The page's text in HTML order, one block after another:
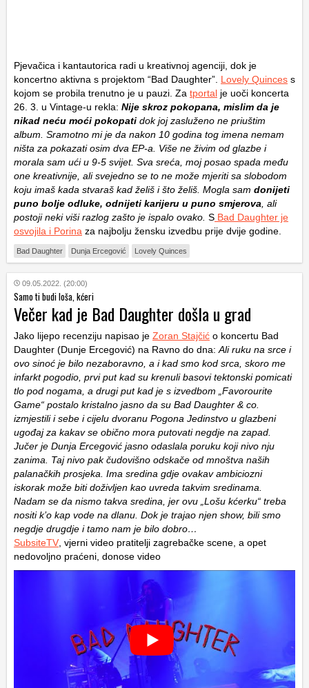
Pjevačica i kantautorica radi u kreativnoj agenciji, dok je
koncertno aktivna s projektom “Bad Daughter”. Lovely Quinces s
kojom se probila trenutno je u pauzi. Za tportal je uoči koncerta
26. 3. u Vintage-u rekla: Nije skroz pokopana, mislim da je
nikad neću moći pokopati dok joj zasluženo ne priuštim
album. Sramotno mi je da nakon 10 godina tog imena nemam
ništa za pokazati osim dva EP-a. Više ne živim od glazbe i
morala sam ući u 9-5 svijet. Sva sreća, moj posao spada među
one kreativnije, ali svejedno se to ne može mjeriti sa slobodom
koju imaš kada stvaraš kad želiš i što želiš. Mogla sam donijeti
puno bolje odluke, odnijeti karijeru u puno smjerova , ali
postoji neki viši razlog zašto je ispalo ovako. S Bad Daughter je
osvojila i Porina za najbolju žensku izvedbu prije dvije godine.
Bad Daughter Dunja Ercegović Lovely Quinces
09.05.2022. (20:00)
Samo ti budi loša, kćeri
Večer kad je Bad Daughter došla u grad
Jako lijepo recenziju napisao je Zoran Stajčić o koncertu Bad
Daughter (Dunje Ercegović) na Ravno do dna: Ali ruku na srce i
ovo sinoć je bilo nezaboravno, a i kad smo kod srca, skoro me
infarkt pogodio, prvi put kad su krenuli basovi tektonski pomicati
tlo pod nogama, a drugi put kad je s izvedbom „Favorourite
Game“ postalo kristalno jasno da su Bad Daughter & co.
izmjestili i sebe i cijelu dvoranu Pogona Jedinstvo u glazbeni
ugođaj za kakav se obično mora putovati negdje na zapad.
Jučer je Dunja Ercegović jasno odaslala poruku koji nivo nju
zanima. Taj nivo pak čudovišno odskače od mnoštva naših
palanačkih prosjeka. Ima sredina gdje ovakav ambiciozni
iskorak može biti doživljen kao uvreda takvim sredinama.
Nadam se da nismo takva sredina, jer ovu „Lošu kćerku“ treba
nositi k’o kap vode na dlanu. Dok je trajao njen show, bili smo
negdje drugdje i tamo nam je bilo dobro…
SubsiteTV , vjerni video pratitelji zagrebačke scene, a opet
nedovoljno praćeni, donose video